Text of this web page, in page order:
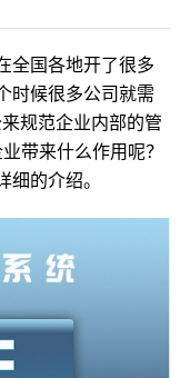
全国各地开了很多
时候很多公司就需
规范企业内部的管
带来什么作用呢？
的介绍。